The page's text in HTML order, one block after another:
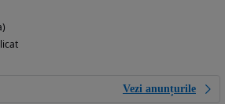
Vezi anunțurile